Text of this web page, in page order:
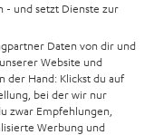
- und setzt Dienste zur
Daten von dir und
Website und
der Hand: Klickst du auf
bei der wir nur
zwar Empfehlungen,
Werbung und